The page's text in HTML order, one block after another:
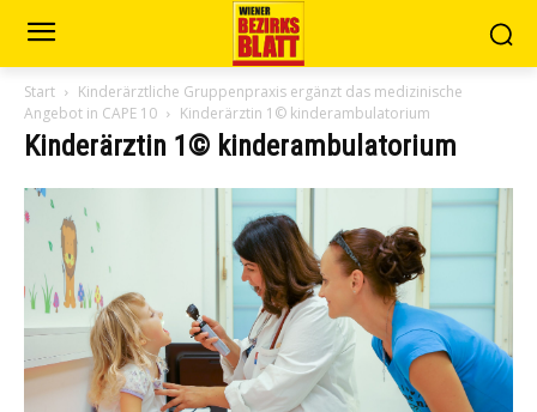
Start
Kinderärztliche Gruppenpraxis ergänzt das medizinische
Angebot in CAPE 10
Kinderärztin 1© kinderambulatorium
Kinderärztin 1© kinderambulatorium